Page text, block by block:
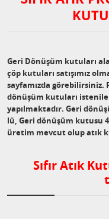
Geri Dönüşüm kutuları
çöp kutuları satışımız
sayfamızda görebilirsiniz.
dönüşüm kutuları
yapılmaktadır. Geri
lü, Geri dönüşüm kutusu
üretim mevcut olup atık
Sıfır Atık